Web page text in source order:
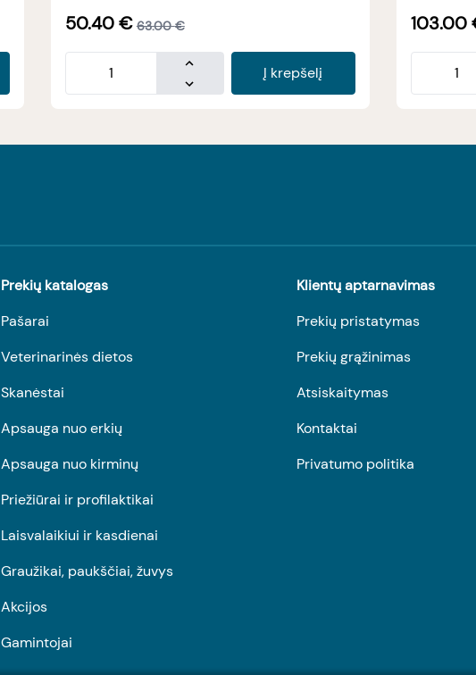
50.40€ 63.00 €
Į krepšelį
103.00
Prekių katalogas
Pašarai
Veterinarinės dietos
Skanėstai
Apsauga nuo erkių
Apsauga nuo kirminų
Priežiūrai ir profilaktikai
Laisvalaikiui ir kasdienai
Graužikai, paukščiai, žuvys
Akcijos
Gamintojai
Klientų aptarnavimas
Prekių pristatymas
Prekių grąžinimas
Atsiskaitymas
Kontaktai
Privatumo politika